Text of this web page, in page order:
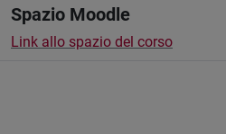
Spazio Moodle
Link allo spazio del corso